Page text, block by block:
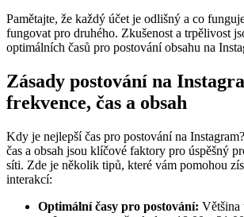
Pamětajte, že každý účet je odlišný a co
fungovat pro druhého. Zkušenost a trpělivost
optimálních časů pro postování obsahu na
Zásady postování na
frekvence, čas a obsah
Kdy je nejlepší čas pro postování na
čas a obsah jsou klíčové faktory pro úspěšný
síti. Zde je několik tipů, které vám pomohou
interakcí:
Optimální časy pro postování: Většina